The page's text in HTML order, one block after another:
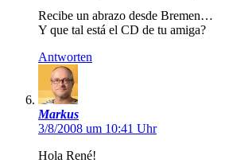
Recibe un abrazo desde Bremen…
Y que tal está el CD de tu amiga?
Antworten
Markus
3/8/2008 um 10:41 Uhr
Hola René!